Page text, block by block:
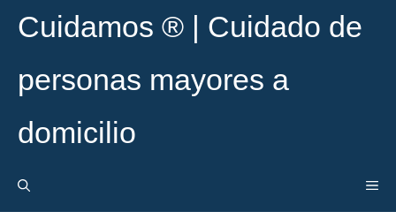
Cuidamos ® | Cuidado de
personas mayores a
domicilio